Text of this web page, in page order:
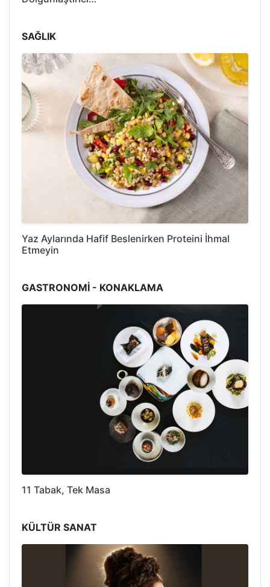
SAĞLIK
Yaz Aylarında Hafif Beslenirken Proteini İhmal
Etmeyin
GASTRONOMİ - KONAKLAMA
11 Tabak, Tek Masa
KÜLTÜR SANAT